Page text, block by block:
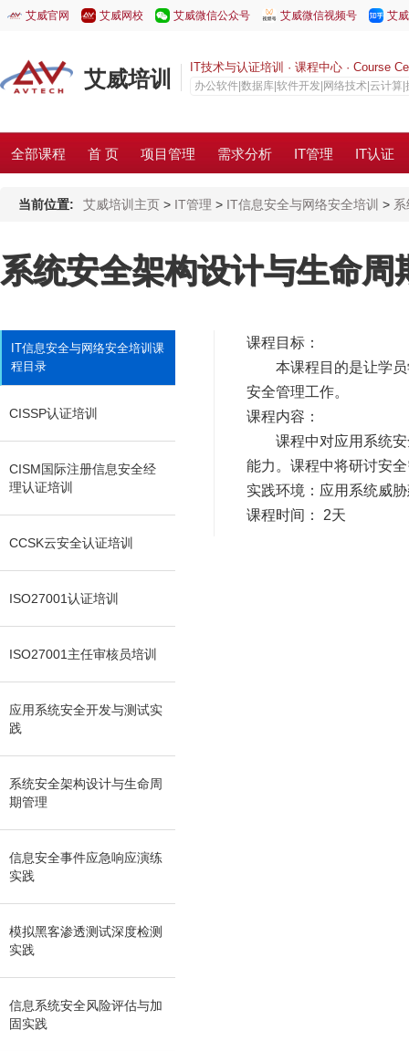
艾威官网 艾威网校 艾威微信公众号 艾威微信视频号 艾
艾威培训 IT技术与认证培训 · 课程中心 · Course
办公软件|数据库|软件开发|网络技术|云计算|
全部课程 首 页 项目管理 需求分析 IT管理 IT认证
当前位置: 艾威培训主页 > IT管理 > IT信息安全与网络安全培训 >
系统安全架构设计与生命周
IT信息安全与网络安全培训课
程目录
CISSP认证培训
CISM国际注册信息安全经
理认证培训
CCSK云安全认证培训
ISO27001认证培训
ISO27001主任审核员培训
应用系统安全开发与测试实
践
系统安全架构设计与生命周
期管理
信息安全事件应急响应演练
实践
模拟黑客渗透测试深度检测
实践
信息系统安全风险评估与加
固实践
课程目标：
本课程目的是让学员
安全管理工作。
课程内容：
课程中对应用系统安
能力。课程中将研讨安
实践环境：应用系统威
课程时间： 2天